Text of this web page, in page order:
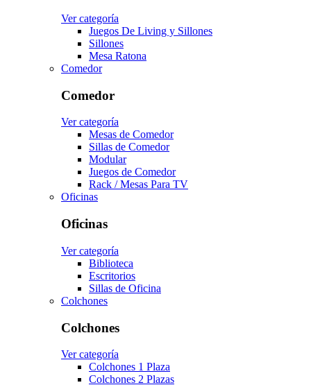
Ver categoría
Juegos De Living y Sillones
Sillones
Mesa Ratona
Comedor
Comedor
Ver categoría
Mesas de Comedor
Sillas de Comedor
Modular
Juegos de Comedor
Rack / Mesas Para TV
Oficinas
Oficinas
Ver categoría
Biblioteca
Escritorios
Sillas de Oficina
Colchones
Colchones
Ver categoría
Colchones 1 Plaza
Colchones 2 Plazas